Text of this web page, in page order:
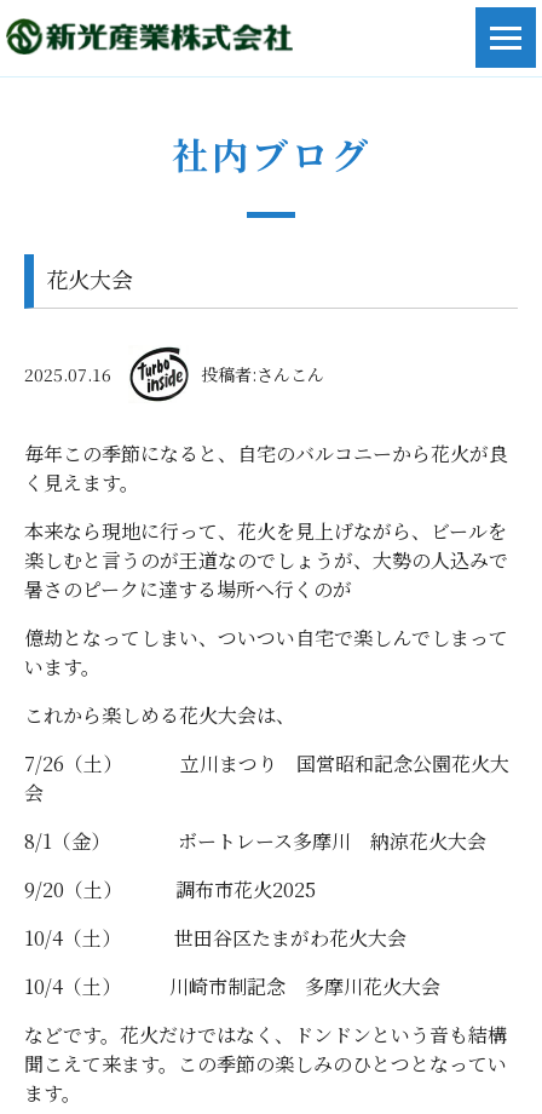
社内ブログ
花火大会
2025.07.16 投稿者:さんこん
毎年この季節になると、自宅のバルコニーから花火が良
く見えます。
本来なら現地に行って、花火を見上げながら、ビールを
楽しむと言うのが王道なのでしょうが、大勢の人込みで
暑さのピークに達する場所へ行くのが
億劫となってしまい、ついつい自宅で楽しんでしまって
います。
これから楽しめる花火大会は、
7/26（土） 立川まつり 国営昭和記念公園花火大
会
8/1（金） ボートレース多摩川 納涼花火大会
9/20（土） 調布市花火2025
10/4（土） 世田谷区たまがわ花火大会
10/4（土） 川崎市制記念 多摩川花火大会
などです。花火だけではなく、ドンドンという音も結構
聞こえて来ます。この季節の楽しみのひとつとなってい
ます。